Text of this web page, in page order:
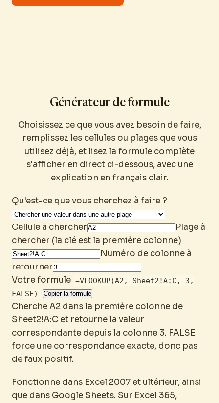
Générateur de formule
Choisissez ce que vous avez besoin de faire,
remplissez les cellules ou plages que vous
utilisez déjà, et lisez la formule complète
s'afficher en direct ci-dessous, avec une
explication en français clair.
Qu'est-ce que vous cherchez à faire ?
Cellule à chercher
Plage à
chercher (la clé est la première colonne)
Numéro de colonne à
retourner
Votre formule =VLOOKUP(A2, Sheet2!A:C, 3,
FALSE)
Copier la formule
Cherche A2 dans la première colonne de
Sheet2!A:C et retourne la valeur
correspondante depuis la colonne 3. FALSE
force une correspondance exacte, donc pas
de faux positif.
Fonctionne dans Excel 2007 et ultérieur, ainsi
que dans Google Sheets. Sur Excel 365,